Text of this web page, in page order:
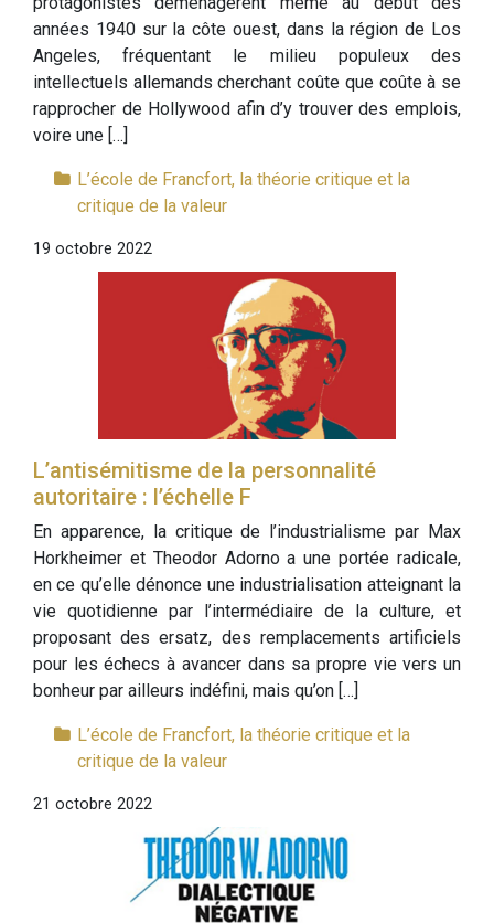
années 1940 sur la côte ouest, dans la région de Los
Angeles, fréquentant le milieu populeux des
intellectuels allemands cherchant coûte que coûte à se
rapprocher de Hollywood afin d’y trouver des emplois,
voire une […]
L’école de Francfort, la théorie critique et la
critique de la valeur
19 octobre 2022
L’antisémitisme de la personnalité
autoritaire : l’échelle F
En apparence, la critique de l’industrialisme par Max
Horkheimer et Theodor Adorno a une portée radicale,
en ce qu’elle dénonce une industrialisation atteignant la
vie quotidienne par l’intermédiaire de la culture, et
proposant des ersatz, des remplacements artificiels
pour les échecs à avancer dans sa propre vie vers un
bonheur par ailleurs indéfini, mais qu’on […]
L’école de Francfort, la théorie critique et la
critique de la valeur
21 octobre 2022